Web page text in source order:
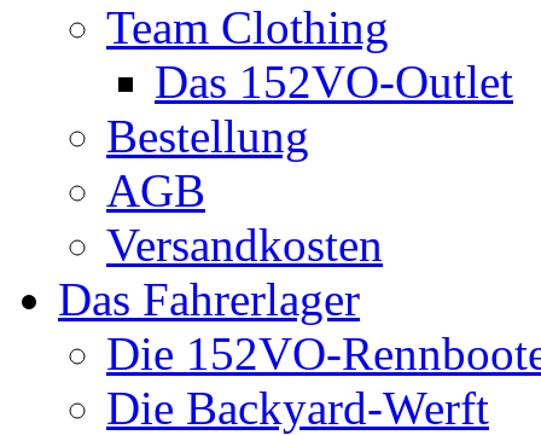
Team Clothing
Das 152VO-Outlet
Bestellung
AGB
Versandkosten
Das Fahrerlager
Die 152VO-
Die Backyard-Werft